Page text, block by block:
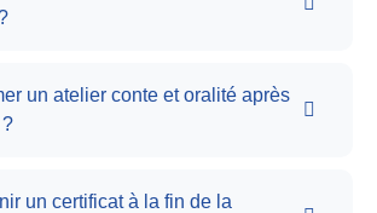
un atelier conte et oralité après
un certificat à la fin de la